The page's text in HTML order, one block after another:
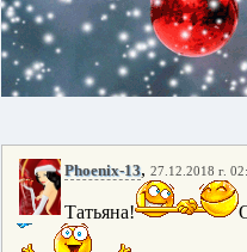
Phoenix-13, 27.12.2018 г.
Татьяна!